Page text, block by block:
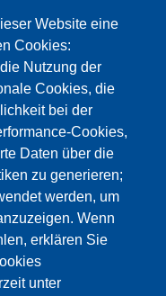
Website eine
Cookies:
Nutzung der
Cookies, die
bei der
Cookies,
Daten über die
zu generieren;
werden, um
Wenn
erklären Sie
unter
потому что
были приняты.
ТОЛЬКО
MAPS.